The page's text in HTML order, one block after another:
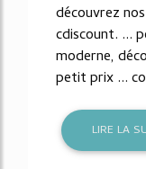
découvrez
cdiscount. ...
moderne,
petit prix ...
LIRE LA